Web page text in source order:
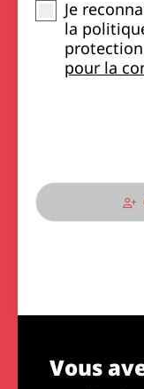
Je
la
pour la
Vous